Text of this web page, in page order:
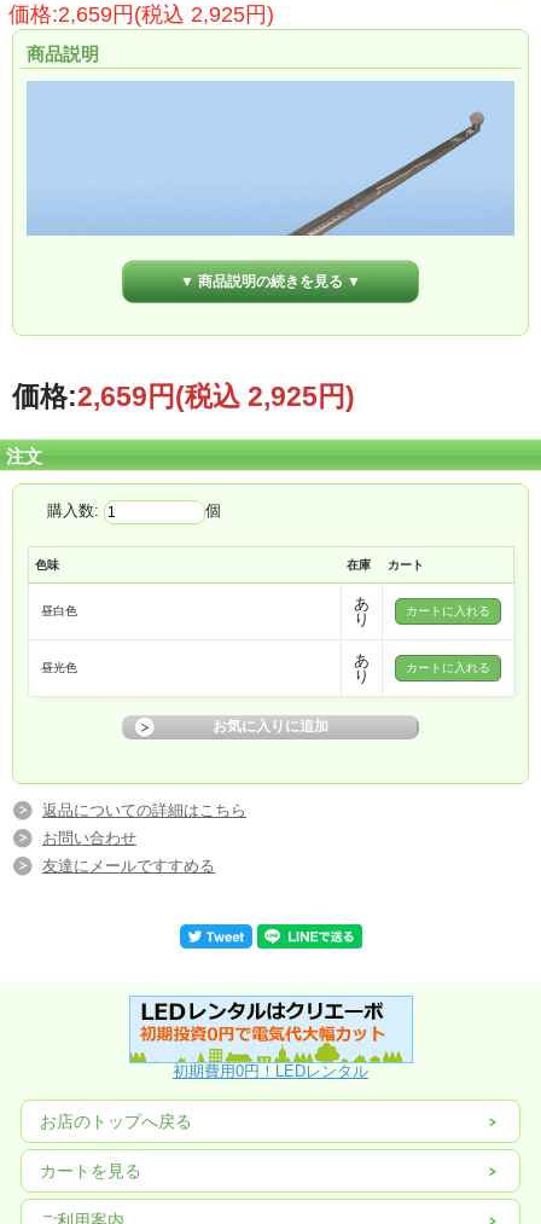
価格:2,659円(税込 2,925円)
商品説明
▼ 商品説明の続きを見る ▼
価格:2,659円(税込 2,925円)
注文
購入数: 個
色味 在庫 カート
昼白色
あ
り
昼光色
あ
り
返品についての詳細はこちら
お問い合わせ
友達にメールですすめる
初期費用0円！LEDレンタル
お店のトップへ戻る
カートを見る